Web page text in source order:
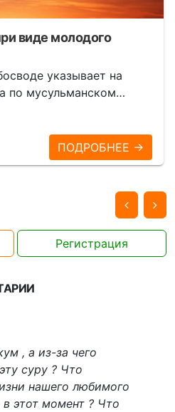
виде молодого
указывает на
по мусульманском…
ПОДРОБНЕЕ →
Регистрация
, а из-за чего
суру ? Что
нашего любимого
в этот момент ? Что